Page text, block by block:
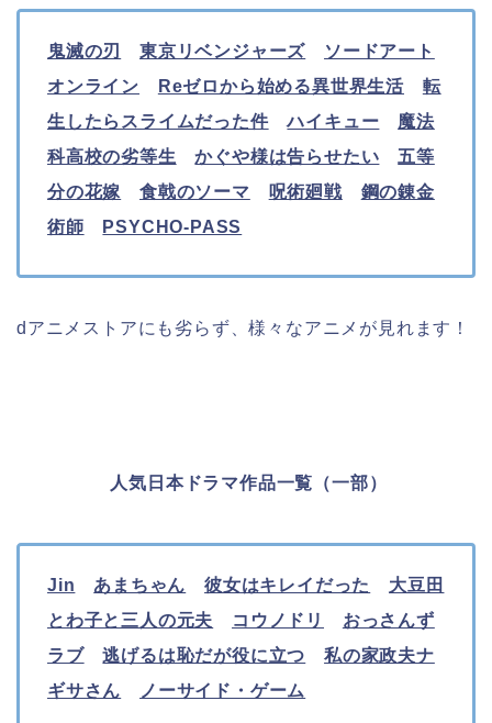
鬼滅の刃 東京リベンジャーズ
ソードアート
オンライン
Reゼロから始める異世界生活
転
生したらスライムだった件
ハイキュー
魔法
科高校の劣等生
かぐや様は告らせたい
五等
分の花嫁
食戟のソーマ 呪術廻戦
鋼の錬金
術師
PSYCHO-PASS
dアニメストアにも劣らず、様々なアニメが見れます！
人気日本ドラマ作品一覧（一部）
Jin あまちゃん 彼女はキレイだった
大豆田
とわ子と三人の元夫
コウノドリ
おっさんず
ラブ
逃げるは恥だが役に立つ
私の家政夫ナ
ギサさん
ノーサイド・ゲーム